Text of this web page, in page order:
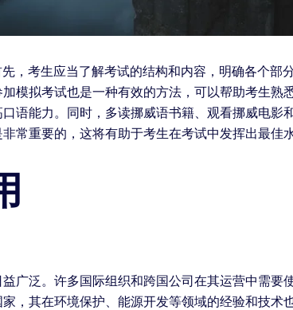
，考生应当了解考试的结构和内容，明确各个部
模拟考试也是一种有效的方法，可以帮助考生熟
语能力。同时，多读挪威语书籍、观看挪威电影
常重要的，这将有助于考生在考试中发挥出最佳
广泛。许多国际组织和跨国公司在其运营中需要
，其在环境保护、能源开发等领域的经验和技术